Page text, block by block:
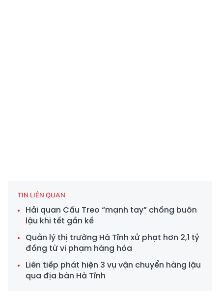
TIN LIÊN QUAN
Hải quan Cầu Treo “mạnh tay” chống buôn
lậu khi tết gần kề
Quản lý thị trường Hà Tĩnh xử phạt hơn 2,1 tỷ
đồng từ vi phạm hàng hóa
Liên tiếp phát hiện 3 vụ vận chuyển hàng lậu
qua địa bàn Hà Tĩnh